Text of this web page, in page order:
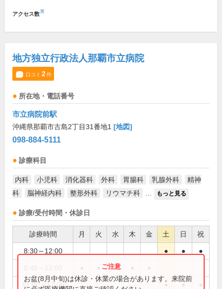
アクセス数※
地方独立行政法人那覇市立病院
口コミ 2件
所在地・電話番号
市立病院前駅
沖縄県那覇市古島2丁目31番地1 [地図]
098-884-5111
診療科目
内科 小児科 消化器科 外科 胃腸科 乳腺外科
精神
科
脳神経内科 整形外科 リウマチ科 もっと見る
診療/受付時間・休診日
診療時間 月 火 水 木 金 土 日 祝
8:30～12:00 ● ● ●
●
12:00～17:00 ● ●
お盆(8月中旬)は休診・休業の場合があります。来院前